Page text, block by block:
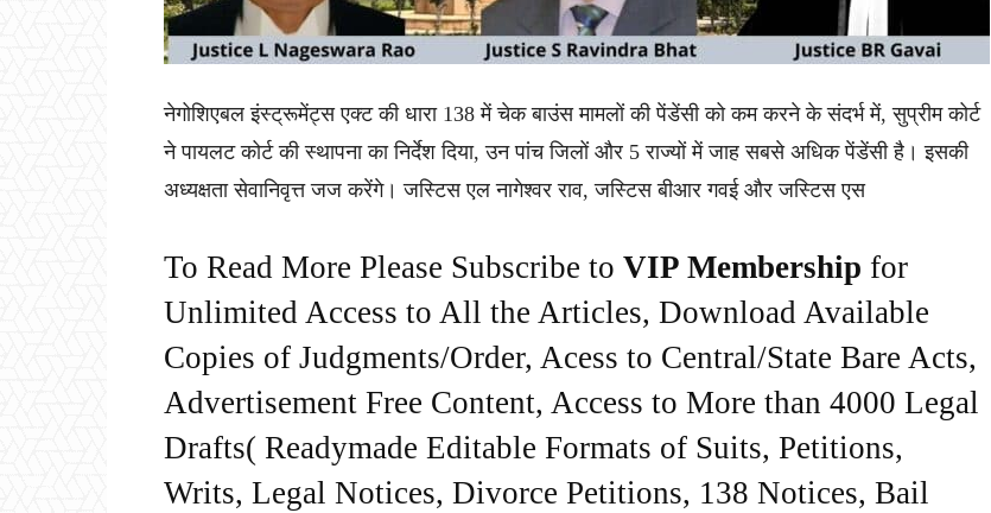
नेगोशिएबल इंस्ट्रूमेंट्स एक्ट की धारा 138 में चेक बाउंस मामलों की पेंडेंसी को कम करने के संदर्भ में, सुप्रीम कोर्ट
ने पायलट कोर्ट की स्थापना का निर्देश दिया, उन पांच जिलों और 5 राज्यों में जाह सबसे अधिक पेंडेंसी है। इसकी
अध्यक्षता सेवानिवृत्त जज करेंगे। जस्टिस एल नागेश्वर राव, जस्टिस बीआर गवई और जस्टिस एस
To Read More Please Subscribe to VIP Membership for
Unlimited Access to All the Articles, Download Available
Copies of Judgments/Order, Acess to Central/State Bare Acts,
Advertisement Free Content, Access to More than 4000 Legal
Drafts( Readymade Editable Formats of Suits, Petitions,
Writs, Legal Notices, Divorce Petitions, 138 Notices, Bail